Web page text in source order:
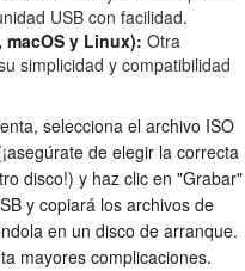
USB con facilidad.
macOS y Linux): Otra
simplicidad y compatibilidad
selecciona el archivo ISO
de elegir la correcta
disco!) y haz clic en "Grabar"
y copiará los archivos de
en un disco de arranque.
mayores complicaciones.